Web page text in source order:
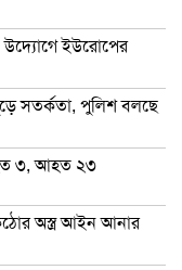
উদ্যোগে ইউরোপের
সতর্কতা, পুলিশ বলছে
৩, আহত ২৩
অস্ত্র আইন আনার